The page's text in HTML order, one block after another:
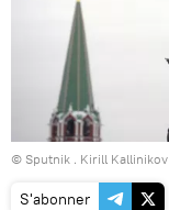
© Sputnik . Kirill Kallinikov
S'abonner